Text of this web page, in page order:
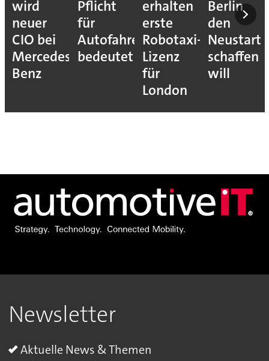
wird
neuer
CIO bei
Mercedes-
Benz
Pflicht
für
Autofahrer
bedeutet
erhalten
erste
Robotaxi-
Lizenz
für
London
Berlin
den
Neustart
schaffen
will
Newsletter
Aktuelle News & Themen